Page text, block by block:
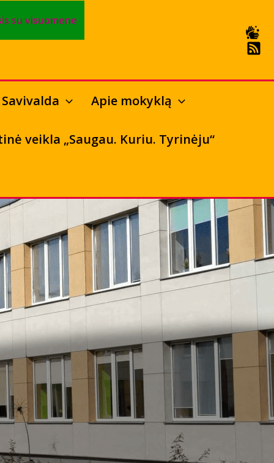
su visuomene
Savivalda Apie mokyklą
veikla „Saugau. Kuriu. Tyrinėju“